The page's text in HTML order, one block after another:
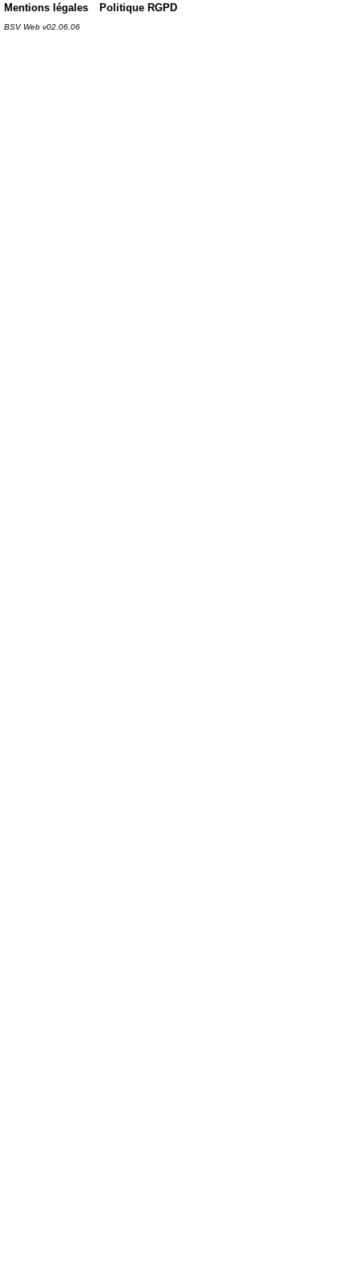
Mentions légales Politique RGPD
BSV Web v02.06.06